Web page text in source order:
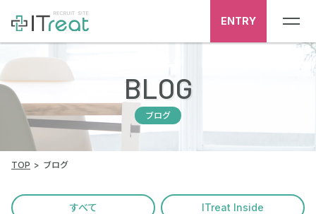
ENTRY
BLOG
ブログ
TOP ブログ
すべて ITreat Inside